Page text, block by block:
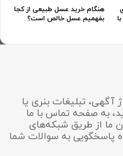
هنگام خرید عسل طبیعی از کجا
بفهمیم عسل خالص است؟
آگهی، تبلیغات بنری یا
به صفحه تماس با ما
ما از طریق شبکه‌های
پاسخگویی به سوالات شما